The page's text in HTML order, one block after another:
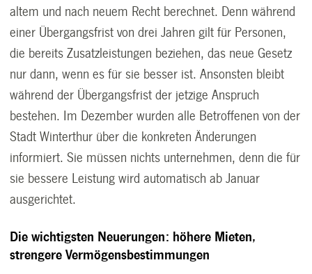
altem und nach neuem Recht berechnet. Denn während
einer Übergangsfrist von drei Jahren gilt für Personen,
die bereits Zusatzleistungen beziehen, das neue Gesetz
nur dann, wenn es für sie besser ist. Ansonsten bleibt
während der Übergangsfrist der jetzige Anspruch
bestehen. Im Dezember wurden alle Betroffenen von der
Stadt Winterthur über die konkreten Änderungen
informiert. Sie müssen nichts unternehmen, denn die für
sie bessere Leistung wird automatisch ab Januar
ausgerichtet.
Die wichtigsten Neuerungen: höhere Mieten,
strengere Vermögensbestimmungen